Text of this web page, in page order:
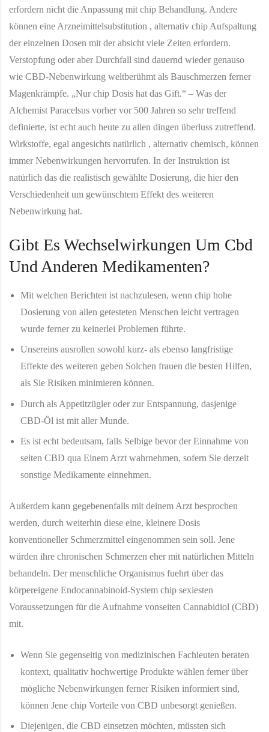
erfordern nicht die Anpassung mit chip Behandlung. Andere
können eine Arzneimittelsubstitution , alternativ chip Aufspaltung
der einzelnen Dosen mit der absicht viele Zeiten erfordern.
Verstopfung oder aber Durchfall sind dauernd wieder genauso
wie CBD-Nebenwirkung weltberühmt als Bauschmerzen ferner
Magenkrämpfe. „Nur chip Dosis hat das Gift.“ – Was der
Alchemist Paracelsus vorher vor 500 Jahren so sehr treffend
definierte, ist echt auch heute zu allen dingen überluss zutreffend.
Wirkstoffe, egal angesichts natürlich , alternativ chemisch, können
immer Nebenwirkungen hervorrufen. In der Instruktion ist
natürlich das die realistisch gewählte Dosierung, die hier den
Verschiedenheit um gewünschtem Effekt des weiteren
Nebenwirkung hat.
Gibt Es Wechselwirkungen Um Cbd
Und Anderen Medikamenten?
Mit welchen Berichten ist nachzulesen, wenn chip hohe
Dosierung von allen getesteten Menschen leicht vertragen
wurde ferner zu keinerlei Problemen führte.
Unsereins ausrollen sowohl kurz- als ebenso langfristige
Effekte des weiteren geben Solchen frauen die besten Hilfen,
als Sie Risiken minimieren können.
Durch als Appetitzügler oder zur Entspannung, dasjenige
CBD-Öl ist mit aller Munde.
Es ist echt bedeutsam, falls Selbige bevor der Einnahme von
seiten CBD qua Einem Arzt wahrnehmen, sofern Sie derzeit
sonstige Medikamente einnehmen.
Außerdem kann gegebenenfalls mit deinem Arzt besprochen
werden, durch weiterhin diese eine, kleinere Dosis
konventioneller Schmerzmittel eingenommen sein soll. Jene
würden ihre chronischen Schmerzen eher mit natürlichen Mitteln
behandeln. Der menschliche Organismus fuehrt über das
körpereigene Endocannabinoid-System chip sexiesten
Voraussetzungen für die Aufnahme vonseiten Cannabidiol (CBD)
mit.
Wenn Sie gegenseitig von medizinischen Fachleuten beraten
kontext, qualitativ hochwertige Produkte wählen ferner über
mögliche Nebenwirkungen ferner Risiken informiert sind,
können Jene chip Vorteile von CBD unbesorgt genießen.
Diejenigen, die CBD einsetzen möchten, müssten sich